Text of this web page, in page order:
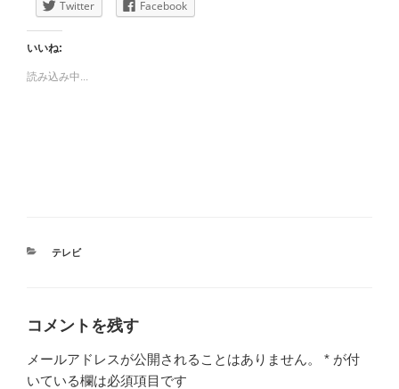
Twitter Facebook
いいね:
読み込み中...
カ
テレビ
コメントを残す
メールアドレスが公開されることはありません。 * が付
いている欄は必須項目です